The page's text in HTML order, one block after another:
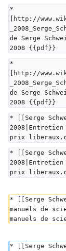
*
[http://
de Serge
2008 {{pdf}}
*
[http://
de Serge
2008 {{pdf}}
* [[Serge
prix
* [[Serge
prix
* [[Serge
manuels de
manuels de
* [[Serge